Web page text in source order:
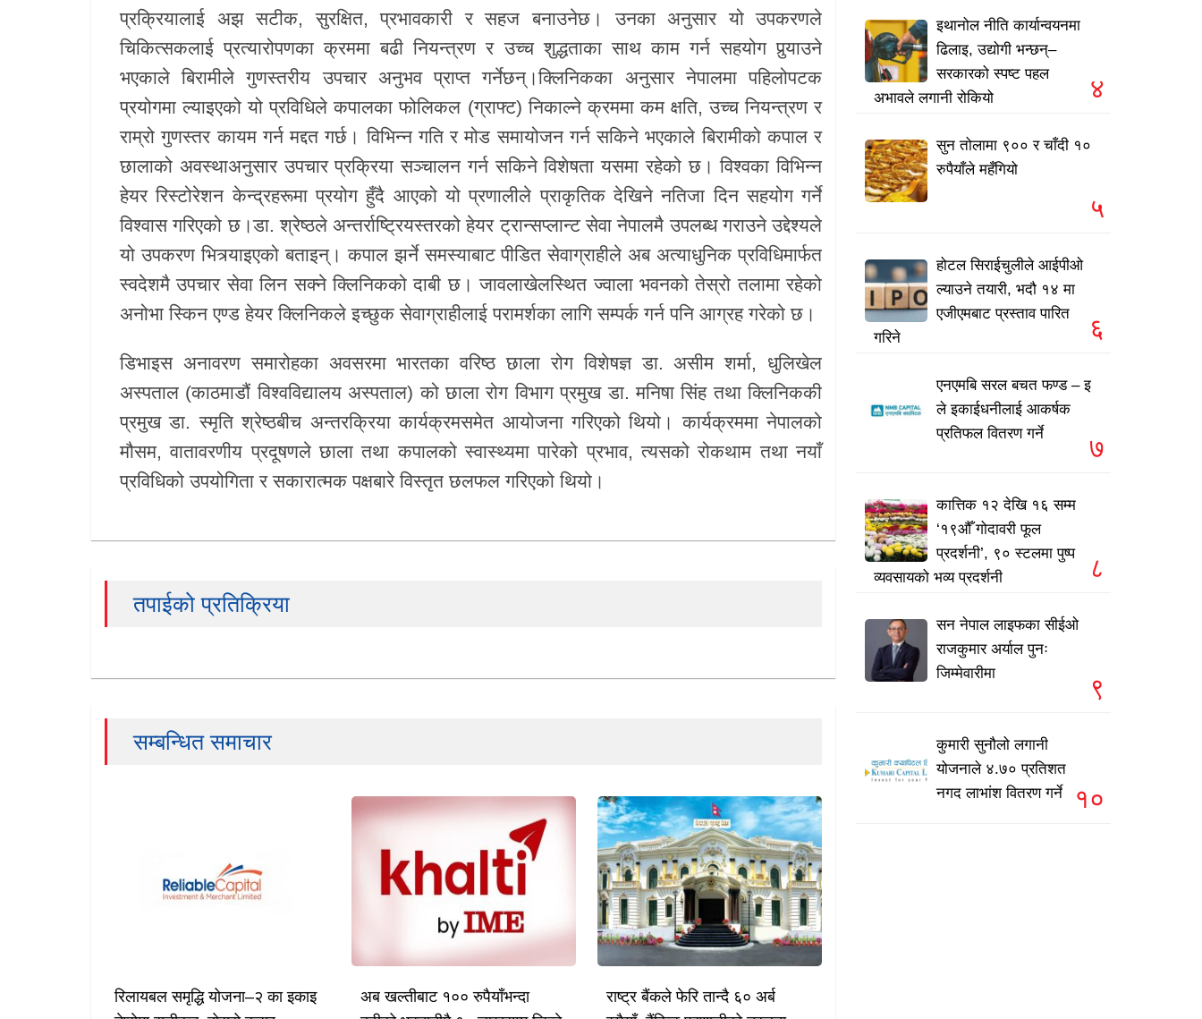
प्रक्रियालाई अझ सटीक, सुरक्षित, प्रभावकारी र सहज बनाउनेछ। उनका अनुसार यो उपकरणले
चिकित्सकलाई प्रत्यारोपणका क्रममा बढी नियन्त्रण र उच्च शुद्धताका साथ काम गर्न सहयोग पुर्‍याउने
भएकाले बिरामीले गुणस्तरीय उपचार अनुभव प्राप्त गर्नेछन्।क्लिनिकका अनुसार नेपालमा पहिलोपटक
प्रयोगमा ल्याइएको यो प्रविधिले कपालका फोलिकल (ग्राफ्ट) निकाल्ने क्रममा कम क्षति, उच्च नियन्त्रण र
राम्रो गुणस्तर कायम गर्न मद्दत गर्छ। विभिन्न गति र मोड समायोजन गर्न सकिने भएकाले बिरामीको कपाल र
छालाको अवस्थाअनुसार उपचार प्रक्रिया सञ्चालन गर्न सकिने विशेषता यसमा रहेको छ। विश्वका विभिन्न
हेयर रिस्टोरेशन केन्द्रहरूमा प्रयोग हुँदै आएको यो प्रणालीले प्राकृतिक देखिने नतिजा दिन सहयोग गर्ने
विश्वास गरिएको छ।डा. श्रेष्ठले अन्तर्राष्ट्रियस्तरको हेयर ट्रान्सप्लान्ट सेवा नेपालमै उपलब्ध गराउने उद्देश्यले
यो उपकरण भित्र्याइएको बताइन्। कपाल झर्ने समस्याबाट पीडित सेवाग्राहीले अब अत्याधुनिक प्रविधिमार्फत
स्वदेशमै उपचार सेवा लिन सक्ने क्लिनिकको दाबी छ। जावलाखेलस्थित ज्वाला भवनको तेस्रो तलामा रहेको
अनोभा स्किन एण्ड हेयर क्लिनिकले इच्छुक सेवाग्राहीलाई परामर्शका लागि सम्पर्क गर्न पनि आग्रह गरेको छ।
डिभाइस अनावरण समारोहका अवसरमा भारतका वरिष्ठ छाला रोग विशेषज्ञ डा. असीम शर्मा, धुलिखेल
अस्पताल (काठमाडौं विश्वविद्यालय अस्पताल) को छाला रोग विभाग प्रमुख डा. मनिषा सिंह तथा क्लिनिककी
प्रमुख डा. स्मृति श्रेष्ठबीच अन्तरक्रिया कार्यक्रमसमेत आयोजना गरिएको थियो। कार्यक्रममा नेपालको
मौसम, वातावरणीय प्रदूषणले छाला तथा कपालको स्वास्थ्यमा पारेको प्रभाव, त्यसको रोकथाम तथा नयाँ
प्रविधिको उपयोगिता र सकारात्मक पक्षबारे विस्तृत छलफल गरिएको थियो।
तपाईको प्रतिक्रिया
सम्बन्धित समाचार
रिलायबल समृद्धि योजना–२ का इकाइ
अब खल्तीबाट १०० रुपैयाँभन्दा
राष्ट्र बैंकले फेरि तान्दै ६० अर्ब
इथानोल नीति कार्यान्वयनमा
ढिलाइ, उद्योगी भन्छन्–
सरकारको स्पष्ट पहल
अभावले लगानी रोकियो
४
सुन तोलामा ९०० र चाँदी १०
रुपैयाँले महँगियो
५
होटल सिराईचुलीले आईपीओ
ल्याउने तयारी, भदौ १४ मा
एजीएमबाट प्रस्ताव पारित
गरिने
६
एनएमबि सरल बचत फण्ड – इ
ले इकाईधनीलाई आकर्षक
प्रतिफल वितरण गर्ने
७
कात्तिक १२ देखि १६ सम्म
‘१९औँ गोदावरी फूल
प्रदर्शनी’, ९० स्टलमा पुष्प
व्यवसायको भव्य प्रदर्शनी
८
सन नेपाल लाइफका सीईओ
राजकुमार अर्याल पुनः
जिम्मेवारीमा
९
कुमारी सुनौलो लगानी
योजनाले ४.७० प्रतिशत
नगद लाभांश वितरण गर्ने
१०